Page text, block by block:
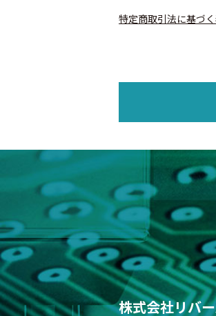
特定商取引法に基づ
株式会社リバ